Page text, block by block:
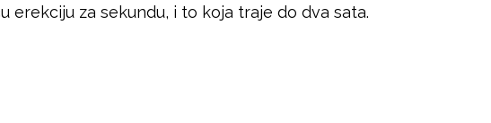
za sekundu, i to koja traje do dva sata.